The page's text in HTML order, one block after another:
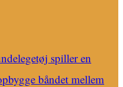
spiller en
båndet mellem